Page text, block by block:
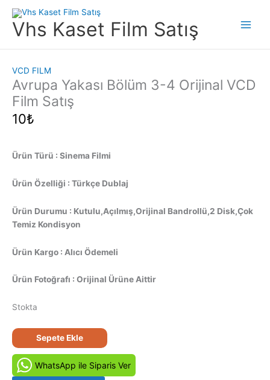
atlaVhs Kaset Film Satış
VCD FILM
Avrupa Yakası Bölüm 3-4 Orijinal VCD
Film Satış
10₺
Ürün Türü : Sinema Filmi
Ürün Özelliği : Türkçe Dublaj
Ürün Durumu : Kutulu,Açılmış,Orijinal Bandrollü,2 Disk,Çok
Temiz Kondisyon
Ürün Kargo : Alıcı Ödemeli
Ürün Fotoğrafı : Orijinal Ürüne Aittir
Stokta
Avrupa
Yakası
Bölüm
3-
Sepete Ekle
WhatsApp ile Siparis Ver